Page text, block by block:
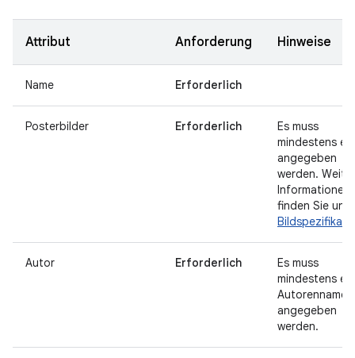
Attribut Anforderung Hinweise
Name Erforderlich
Posterbilder Erforderlich
Es muss
mindestens
angegeben
werden.
Informationen
finden Sie
Autor Erforderlich
Es muss
mindestens ein
Autorenname
angegeben
werden.